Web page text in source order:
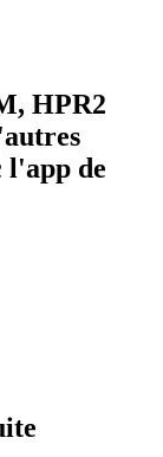
HPR2
l'app de